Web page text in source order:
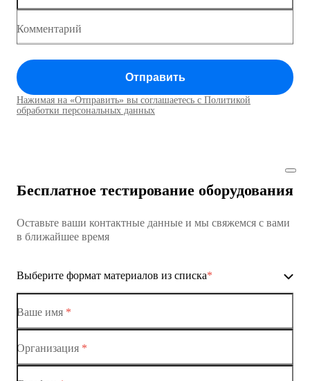
Коммутатор доступа MES1428
Коммутатор доступа MES1428
Коммутаторы доступа01
Коммутатор доступа MES1428
Коммутатор доступа MES1428
Коммутаторы доступа
Комментарий
Отправить
Нажимая на «Отправить» вы соглашаетесь с Политикой
обработки персональных данных
Бесплатное тестирование оборудования
Оставьте ваши контактные данные и мы свяжемся с вами
в ближайшее время
Выберите формат материалов из списка*
Ethernet-коммутаторы
Ваше имя *
Организация *